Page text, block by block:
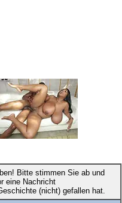
Bitte stimmen Sie ab und
eine Nachricht
(nicht) gefallen hat.